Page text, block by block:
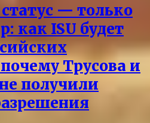
— только
как ISU будет
Трусова и
получили